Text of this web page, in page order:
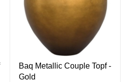
Baq Metallic Couple Topf -
Gold